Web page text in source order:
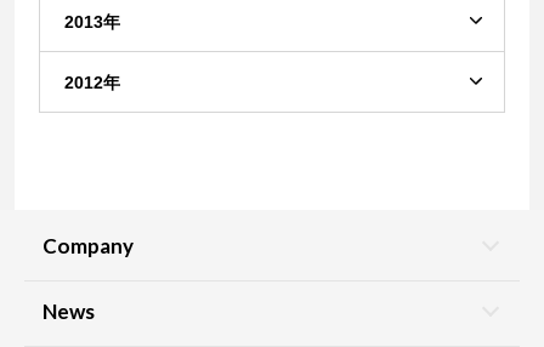
2013年
2012年
Company
News